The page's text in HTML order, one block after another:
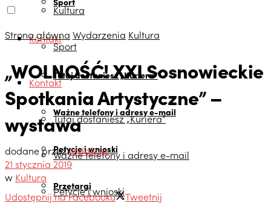
Kontakt
Tutaj dostaniesz „Kuriera”
Ważne telefony i adresy e-mail
Petycje i wnioski
Przetargi
Kultura
Sport
Kontakt
Tutaj dostaniesz „Kuriera”
Ważne telefony i adresy e-mail
Petycje i wnioski
Strona główna Wydarzenia Kultura
„WOLNOŚĆ! XXI Sosnowieckie
Spotkania Artystyczne” –
wystawa
dodane przezredakcja
21 stycznia 2019
w Kultura
Udostępnij na Facebooku
Tweetnij